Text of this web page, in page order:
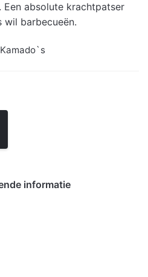
Een absolute krachtpatser
wil barbecueën.
Kamado`s
informatie